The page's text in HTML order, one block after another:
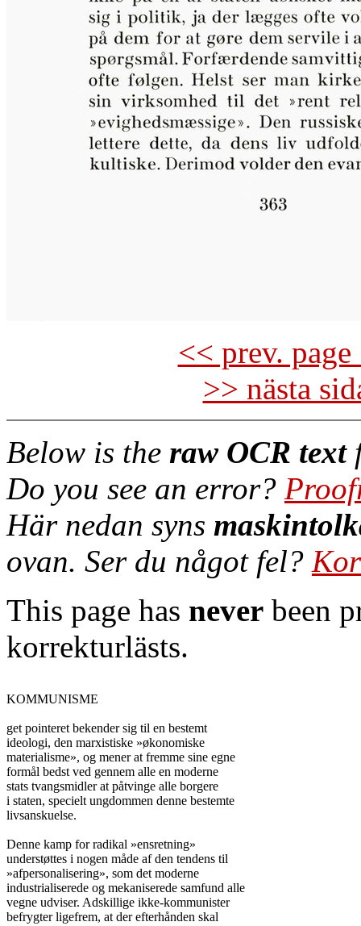
<< prev.
>> nästa
Below is the raw OCR text
Do you see an error?
Här nedan syns
ovan. Ser du något fel?
This page has never been
korrekturlästs.
KOMMUNISME
get pointeret bekender sig til en bestemt
ideologi, den marxistiske »økonomiske
materialisme», og mener at fremme sine egne
formål bedst ved gennem alle en moderne
stats tvangsmidler at påtvinge alle borgere
i staten, specielt ungdommen denne bestemte
livsanskuelse.
Denne kamp for radikal »ensretning»
understøttes i nogen måde af den tendens til
»afpersonalisering», som det moderne
industrialiserede og mekaniserede samfund alle
vegne udviser. Adskillige ikke-kommunister
befrygter ligefrem, at der efterhånden skal